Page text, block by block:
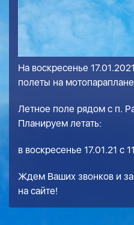
На воскресенье
полеты на
Летное поле рядом с п.
Планируем летать:
в воскресенье 17.01.21 с
Ждем Ваших звонков и
на сайте!